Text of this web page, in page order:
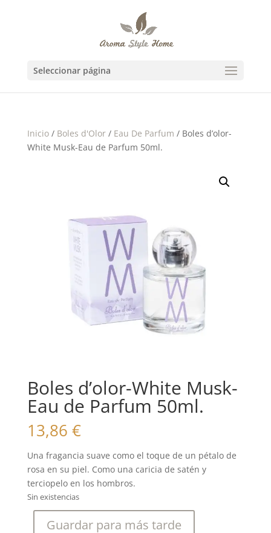
Seleccionar página
Inicio/ Boles d'Olor/ Eau De Parfum / Boles d’olor-
White Musk-Eau de Parfum 50ml.
Boles d’olor-White Musk-
Eau de Parfum 50ml.
13,86 €
Una fragancia suave como el toque de un pétalo de
rosa en su piel. Como una caricia de satén y
terciopelo en los hombros.
Sin existencias
Guardar para más tarde